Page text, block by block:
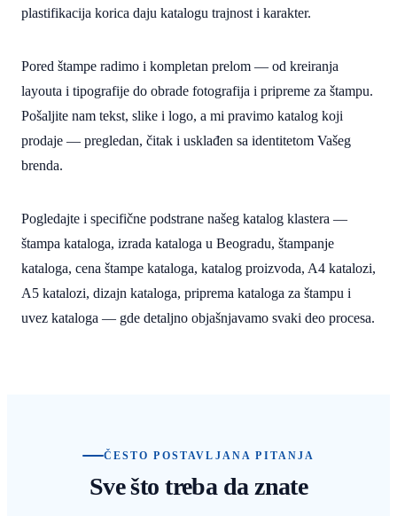
plastifikacija korica daju katalogu trajnost i karakter.
Pored štampe radimo i kompletan prelom — od kreiranja
layouta i tipografije do obrade fotografija i pripreme za štampu.
Pošaljite nam tekst, slike i logo, a mi pravimo katalog koji
prodaje — pregledan, čitak i usklađen sa identitetom Vašeg
brenda.
Pogledajte i specifične podstrane našeg katalog klastera —
štampa kataloga, izrada kataloga u Beogradu, štampanje
kataloga, cena štampe kataloga, katalog proizvoda, A4 katalozi,
A5 katalozi, dizajn kataloga, priprema kataloga za štampu i
uvez kataloga — gde detaljno objašnjavamo svaki deo procesa.
ČESTO POSTAVLJANA PITANJA
Sve što treba da znate